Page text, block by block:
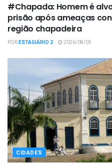
#Chapada: Homem é
prisão após ameaças
região chapadeira
PORESTAGIÁRIO 2 2026/08/05
CIDADES